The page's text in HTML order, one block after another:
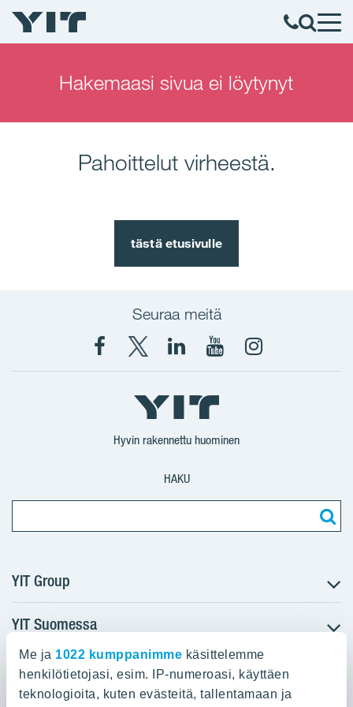
Me ja 1022 kumppanimme käsittelemme
henkilötietojasi, esim. IP-numeroasi, käyttäen
teknologioita, kuten evästeitä, tallentamaan ja
Hakemaasi sivua ei löytynyt
Pahoittelut virheestä.
tästä etusivulle
Seuraa meitä
Facebook
X
YIT
Suomi
YIT
Corporation
YIT
Corporation
Instagram
Hyvin rakennettu huominen
HAKU
YIT Group
Tietoa YIT:stä
Töihin meille
Sijoittajat
Projektit
YIT Suomessa
Myytävät asunnot
Vuokrattavat toimitilat
YIT:n pääkonttori
Panuntie 11, PL 36, 00620 Helsinki